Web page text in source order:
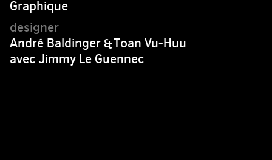
Graphique
André Baldinger & Toan Vu-Huu
avec Jimmy Le Guennec